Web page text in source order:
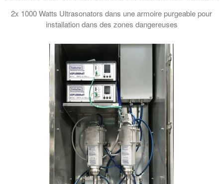
2x 1000 Watts Ultrasonators dans une armoire purgeable pour
installation dans des zones dangereuses